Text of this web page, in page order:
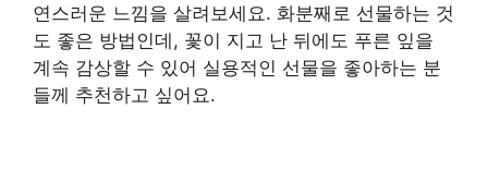
연스러운 느낌을 살려보세요. 화분째로 선물하는 것
도 좋은 방법인데, 꽃이 지고 난 뒤에도 푸른 잎을
계속 감상할 수 있어 실용적인 선물을 좋아하는 분
들께 추천하고 싶어요.